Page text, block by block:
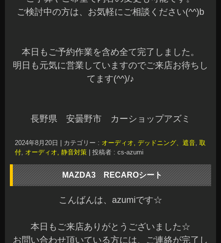
ご検討中の方は、お気軽にご相談ください(^^)b
本日もご予約作業を含め全て完了しました。
明日も元気に営業していますのでご来店お待ちし
てます(^^)/♪
長野県 安曇野市 カーショップアズミ
2024年8月20日 カテゴリー : オーディオ, デッドニング、遮音, 取
付, オーディオ, 静音対策 投稿者 : cs-azumi
MAZDA3 RECAROシート
こんばんは、azumiです☆
本日もご来店ありがとうございました☆
お問い合わせ頂いている方には、ご連絡が完了し